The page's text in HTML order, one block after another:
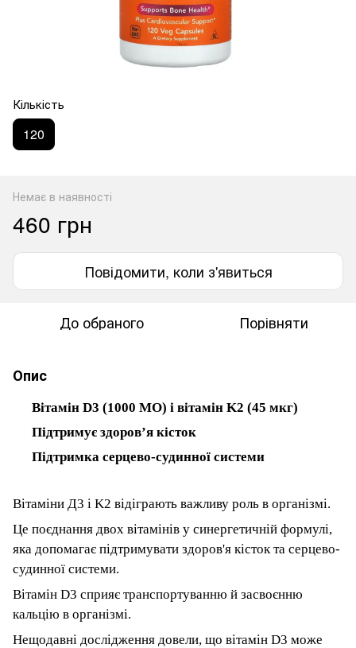
Кількість
120
Немає в наявності
460 грн
Повідомити, коли з'явиться
До обраного Порівняти
Опис
Вітамін D3 (1000 МО) і вітамін K2 (45 мкг)
Підтримує здоров’я кісток
Підтримка серцево-судинної системи
Вітаміни Д3 і K2 відіграють важливу роль в організмі.
Це поєднання двох вітамінів у синергетичній формулі,
яка допомагає підтримувати здоров'я кісток та серцево-
судинної системи.
Вітамін D3 сприяє транспортуванню й засвоєнню
кальцію в організмі.
Нещодавні дослідження довели, що вітамін D3 може